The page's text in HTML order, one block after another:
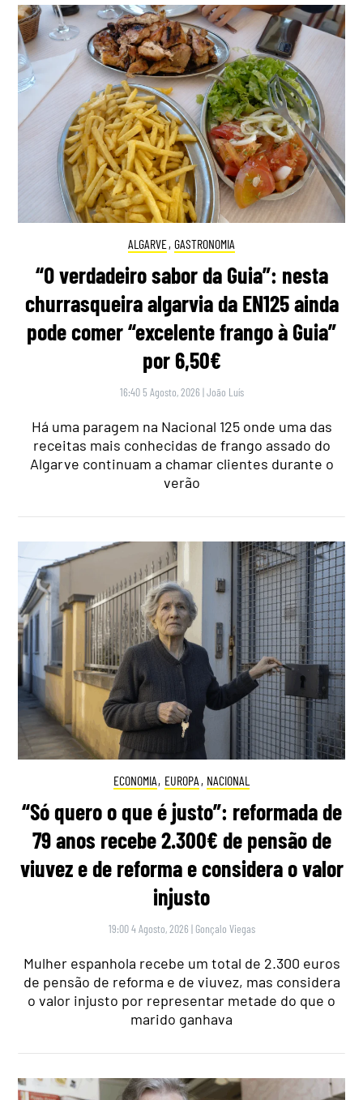
ALGARVE, GASTRONOMIA
“O verdadeiro sabor da Guia”: nesta
churrasqueira algarvia da EN125 ainda
pode comer “excelente frango à Guia”
por 6,50€
16:40 5 Agosto, 2026 |João Luís
Há uma paragem na Nacional 125 onde uma das
receitas mais conhecidas de frango assado do
Algarve continuam a chamar clientes durante o
verão
ECONOMIA, EUROPA , NACIONAL
“Só quero o que é justo”: reformada de
79 anos recebe 2.300€ de pensão de
viuvez e de reforma e considera o valor
injusto
19:00 4 Agosto, 2026 | Gonçalo Viegas
Mulher espanhola recebe um total de 2.300 euros
de pensão de reforma e de viuvez, mas considera
o valor injusto por representar metade do que o
marido ganhava